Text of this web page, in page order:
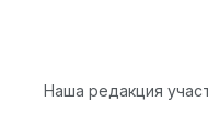
Наша редакция